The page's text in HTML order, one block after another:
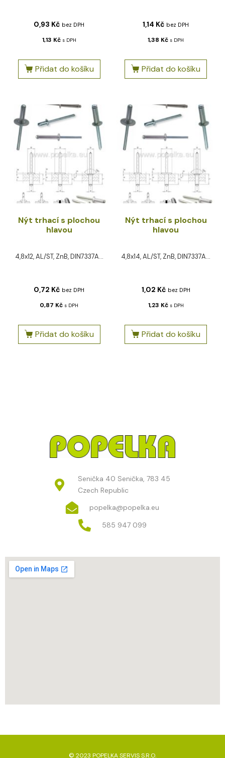
0,93 Kč bez DPH
1,13 Kč s DPH
Přidat do košíku
1,14 Kč bez DPH
1,38 Kč s DPH
Přidat do košíku
Nýt trhací s plochou
hlavou
4,8x12, AL/ST, ZnB, DIN7337A...
0,72 Kč bez DPH
0,87 Kč s DPH
Přidat do košíku
Nýt trhací s plochou
hlavou
4,8x14, AL/ST, ZnB, DIN7337A...
1,02 Kč bez DPH
1,23 Kč s DPH
Přidat do košíku
Senička 40 Senička, 783 45
Czech Republic
popelka@popelka.eu
585 947 099
© 2023 POPELKA SERVIS S.R.O.